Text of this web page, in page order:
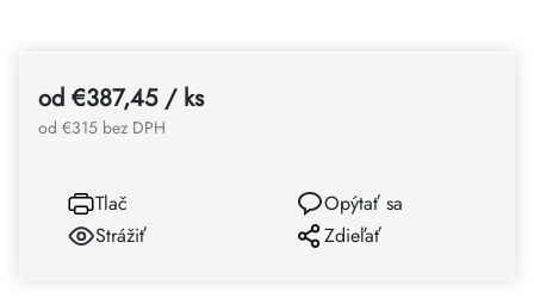
od €387,45 / ks
od €315 bez DPH
Tlač
Opýtať sa
Strážiť
Zdieľať